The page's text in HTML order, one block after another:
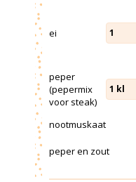
ei 1
peper
(pepermix
voor steak)
1 kl
nootmuskaat
peper en zout